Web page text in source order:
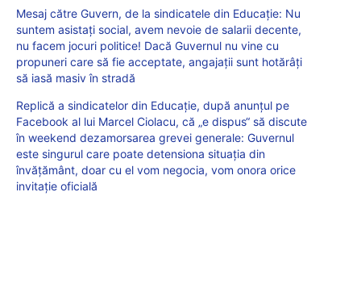
Mesaj către Guvern, de la sindicatele din Educație: Nu
suntem asistați social, avem nevoie de salarii decente,
nu facem jocuri politice! Dacă Guvernul nu vine cu
propuneri care să fie acceptate, angajații sunt hotărâți
să iasă masiv în stradă
Replică a sindicatelor din Educație, după anunțul pe
Facebook al lui Marcel Ciolacu, că „e dispus“ să discute
în weekend dezamorsarea grevei generale: Guvernul
este singurul care poate detensiona situația din
învățământ, doar cu el vom negocia, vom onora orice
invitație oficială